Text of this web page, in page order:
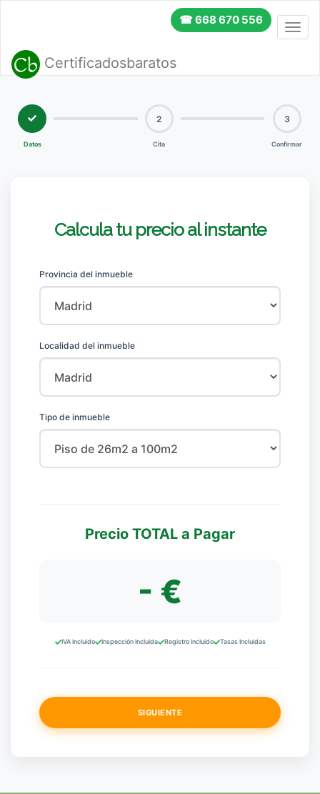
☎ 668 670 556
Certificadosbaratos
Datos
2
Cita
3
Confirmar
Calcula tu precio al instante
Provincia del inmueble
Localidad del inmueble
Tipo de inmueble
Precio TOTAL a Pagar
- €
IVA Incluido Inspección Incluida Registro Incluido Tasas Incluidas
SIGUIENTE